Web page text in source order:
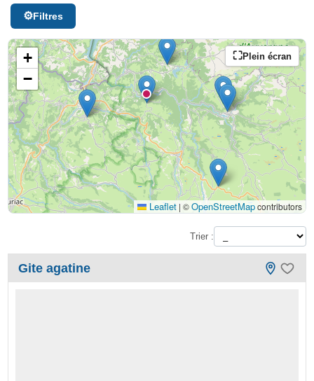
Filtres
Plein écran
+
−
Leaflet | ©OpenStreetMapcontributors
Trier :
Gite agatine